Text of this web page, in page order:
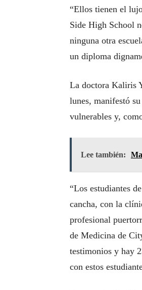
“Ellos tienen el
Side High School
ninguna otra
un diploma
La doctora Kaliris
lunes, manifestó
vulnerables y,
Lee también:
“Los estudiantes
cancha, con la
profesional
de Medicina de
testimonios y hay
con estos